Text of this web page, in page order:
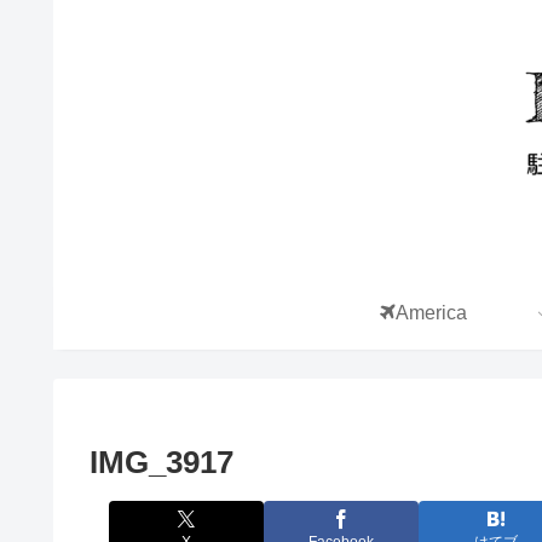
America
IMG_3917